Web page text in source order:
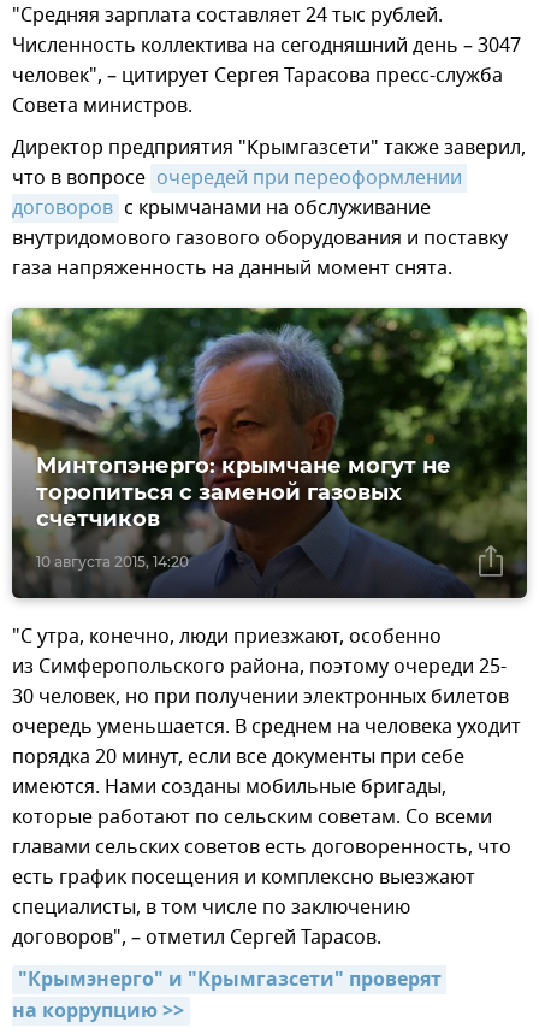
"Средняя зарплата составляет 24 тыс рублей.
Численность коллектива на сегодняшний день – 3047
человек", – цитирует Сергея Тарасова пресс-служба
Совета министров.
Директор предприятия "Крымгазсети" также заверил,
что в вопросе очередей при переоформлении
договоров с крымчанами на обслуживание
внутридомового газового оборудования и поставку
газа напряженность на данный момент снята.
10 августа 2015, 14:20
Минтопэнерго: крымчане могут не
торопиться с заменой газовых
счетчиков
"С утра, конечно, люди приезжают, особенно
из Симферопольского района, поэтому очереди 25-
30 человек, но при получении электронных билетов
очередь уменьшается. В среднем на человека уходит
порядка 20 минут, если все документы при себе
имеются. Нами созданы мобильные бригады,
которые работают по сельским советам. Со всеми
главами сельских советов есть договоренность, что
есть график посещения и комплексно выезжают
специалисты, в том числе по заключению
договоров", – отметил Сергей Тарасов.
"Крымэнерго" и "Крымгазсети" проверят
на коррупцию >>